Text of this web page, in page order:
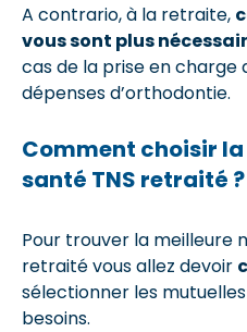
A contrario, à la retraite,
vous sont plus
cas de la prise en charge
dépenses d’orthodontie.
Comment choisir
santé TNS retraité ?
Pour trouver la meilleure
retraité vous allez devoir
sélectionner les
besoins.